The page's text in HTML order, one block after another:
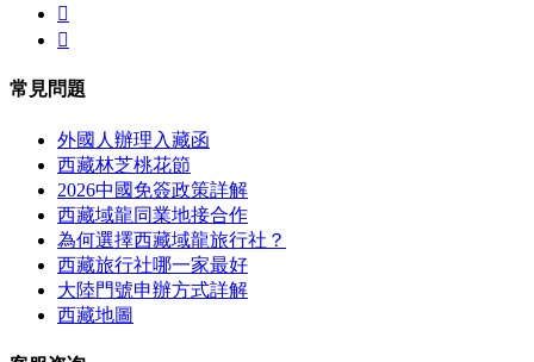


常見問題
外國人辦理入藏函
西藏林芝桃花節
2026中國免簽政策詳解
西藏域龍同業地接合作
為何選擇西藏域龍旅行社？
西藏旅行社哪一家最好
大陸門號申辦方式詳解
西藏地圖